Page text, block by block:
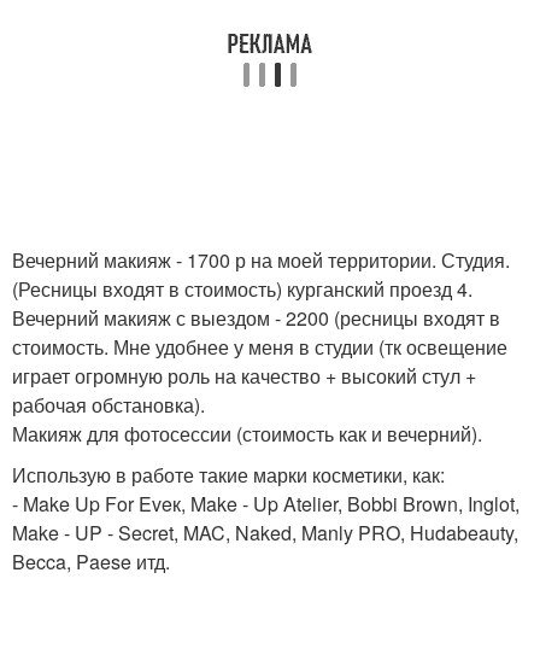
Вечерний макияж - 1700 р на моей территории. Студия.
(Ресницы входят в стоимость) курганский проезд 4.
Вечерний макияж с выездом - 2200 (ресницы входят в
стоимость. Мне удобнее у меня в студии (тк освещение
играет огромную роль на качество + высокий стул +
рабочая обстановка).
Макияж для фотосессии (стоимость как и вечерний).
Использую в работе такие марки косметики, как:
- Make Up For Eveк, Make - Up Atelier, Bobbi Brown, Inglot,
Make - UP - Secret, MAC, Naked, Manly PRO, Hudabeauty,
Becca, Paese итд.